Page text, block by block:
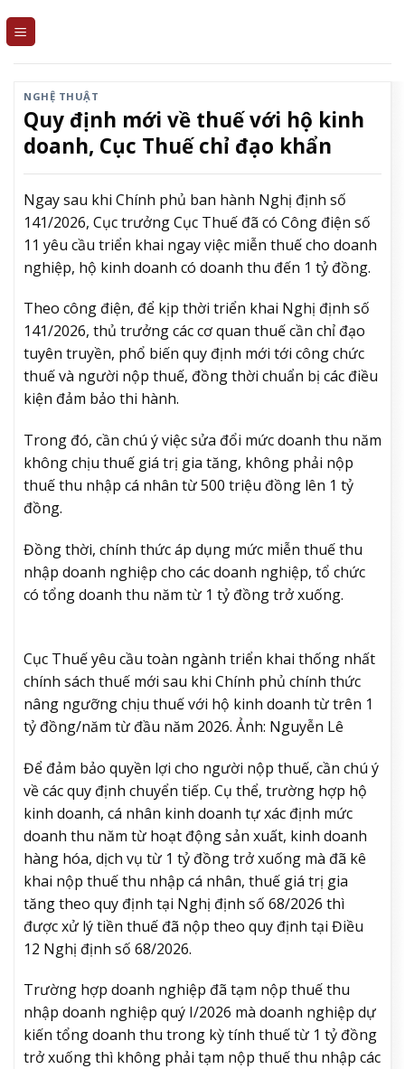
NGHỆ THUẬT
Quy định mới về thuế với hộ kinh
doanh, Cục Thuế chỉ đạo khẩn
Ngay sau khi Chính phủ ban hành Nghị định số
141/2026, Cục trưởng Cục Thuế đã có Công điện số
11 yêu cầu triển khai ngay việc miễn thuế cho doanh
nghiệp, hộ kinh doanh có doanh thu đến 1 tỷ đồng.
Theo công điện, để kịp thời triển khai Nghị định số
141/2026, thủ trưởng các cơ quan thuế cần chỉ đạo
tuyên truyền, phổ biến quy định mới tới công chức
thuế và người nộp thuế, đồng thời chuẩn bị các điều
kiện đảm bảo thi hành.
Trong đó, cần chú ý việc sửa đổi mức doanh thu năm
không chịu thuế giá trị gia tăng, không phải nộp
thuế thu nhập cá nhân từ 500 triệu đồng lên 1 tỷ
đồng.
Đồng thời, chính thức áp dụng mức miễn thuế thu
nhập doanh nghiệp cho các doanh nghiệp, tổ chức
có tổng doanh thu năm từ 1 tỷ đồng trở xuống.
Cục Thuế yêu cầu toàn ngành triển khai thống nhất
chính sách thuế mới sau khi Chính phủ chính thức
nâng ngưỡng chịu thuế với hộ kinh doanh từ trên 1
tỷ đồng/năm từ đầu năm 2026. Ảnh: Nguyễn Lê
Để đảm bảo quyền lợi cho người nộp thuế, cần chú ý
về các quy định chuyển tiếp. Cụ thể, trường hợp hộ
kinh doanh, cá nhân kinh doanh tự xác định mức
doanh thu năm từ hoạt động sản xuất, kinh doanh
hàng hóa, dịch vụ từ 1 tỷ đồng trở xuống mà đã kê
khai nộp thuế thu nhập cá nhân, thuế giá trị gia
tăng theo quy định tại Nghị định số 68/2026 thì
được xử lý tiền thuế đã nộp theo quy định tại Điều
12 Nghị định số 68/2026.
Trường hợp doanh nghiệp đã tạm nộp thuế thu
nhập doanh nghiệp quý I/2026 mà doanh nghiệp dự
kiến tổng doanh thu trong kỳ tính thuế từ 1 tỷ đồng
trở xuống thì không phải tạm nộp thuế thu nhập các